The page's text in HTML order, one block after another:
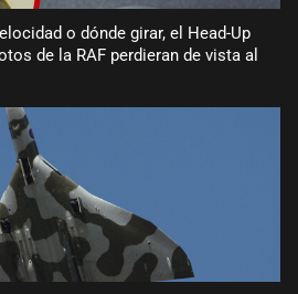
o dónde girar, el Head-Up
de la RAF perdieran de vista al